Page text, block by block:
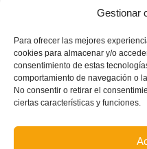
Gestionar
Para ofrecer las mejores
cookies para almacenar y/o
consentimiento de estas
comportamiento de navegación o
No consentir o retirar el
ciertas características y funciones.